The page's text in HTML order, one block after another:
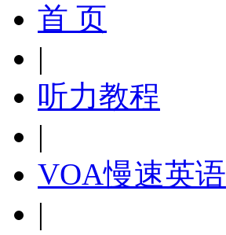
首 页
|
听力教程
|
VOA慢速英语
|